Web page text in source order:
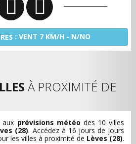
: VENT 7 KM/H - N/NO
À PROXIMITÉ DE
aux prévisions météo des 10 villes
(28). Accédez à 16 jours de jours
les villes à proximité de Lèves (28).